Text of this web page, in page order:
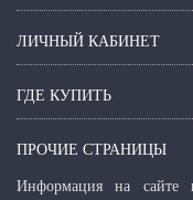
ЛИЧНЫЙ КАБИНЕТ
ГДЕ КУПИТЬ
ПРОЧИЕ СТРАНИЦЫ
Информация на сайте